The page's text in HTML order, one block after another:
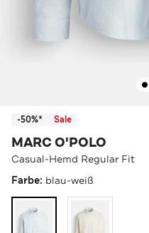
-50%* Sale
MARC O'POLO
Casual-Hemd Regular Fit
Farbe: blau-weiß